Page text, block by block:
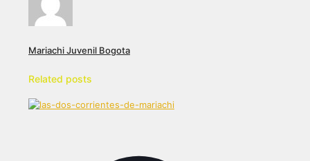
Mariachi Juvenil Bogota
Related posts